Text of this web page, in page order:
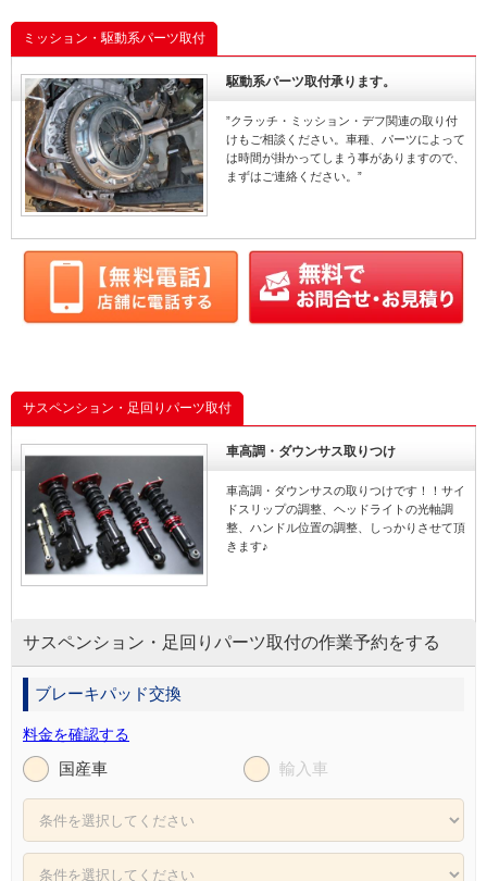
ミッション・駆動系パーツ取付
駆動系パーツ取付承ります。
”クラッチ・ミッション・デフ関連の取り付
けもご相談ください。車種、パーツによって
は時間が掛かってしまう事がありますので、
まずはご連絡ください。”
サスペンション・足回りパーツ取付
車高調・ダウンサス取りつけ
車高調・ダウンサスの取りつけです！！サイ
ドスリップの調整、ヘッドライトの光軸調
整、ハンドル位置の調整、しっかりさせて頂
きます♪
サスペンション・足回りパーツ取付の作業予約をする
ブレーキパッド交換
料金を確認する
国産車 輸入車